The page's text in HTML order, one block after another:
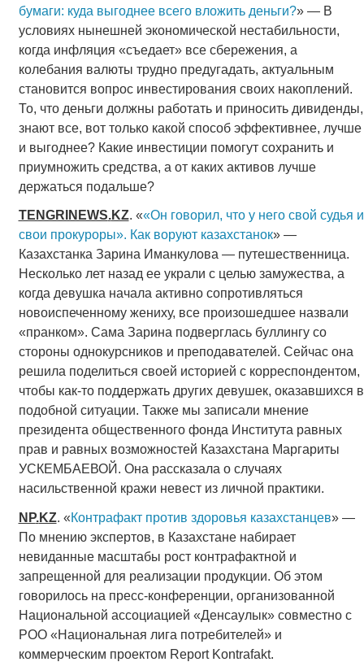
бумаги: куда выгоднее всего вложить деньги?» — В
условиях нынешней экономической нестабильности,
когда инфляция «съедает» все сбережения, а
колебания валюты трудно предугадать, актуальным
становится вопрос инвестирования своих накоплений.
То, что деньги должны работать и приносить дивиденды,
знают все, вот только какой способ эффективнее, лучше
и выгоднее? Какие инвестиции помогут сохранить и
приумножить средства, а от каких активов лучше
держаться подальше?
TENGRINEWS.KZ. ««Он говорил, что у него свой судья и
свои прокуроры». Как воруют казахстанок» —
Казахстанка Зарина Иманкулова — путешественница.
Несколько лет назад ее украли с целью замужества, а
когда девушка начала активно сопротивляться
новоиспеченному жениху, все произошедшее назвали
«пранком». Сама Зарина подверглась буллингу со
стороны однокурсников и преподавателей. Сейчас она
решила поделиться своей историей с корреспондентом,
чтобы как-то поддержать других девушек, оказавшихся в
подобной ситуации. Также мы записали мнение
президента общественного фонда Института равных
прав и равных возможностей Казахстана Маргариты
УСКЕМБАЕВОЙ. Она рассказала о случаях
насильственной кражи невест из личной практики.
NP.KZ. «Контрафакт против здоровья казахстанцев» —
По мнению экспертов, в Казахстане набирает
невиданные масштабы рост контрафактной и
запрещенной для реализации продукции. Об этом
говорилось на пресс-конференции, организованной
Национальной ассоциацией «Денсаулык» совместно с
РОО «Национальная лига потребителей» и
коммерческим проектом Report Kontrafakt.